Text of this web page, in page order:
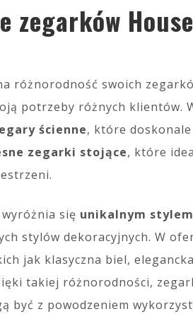
zegarków
różnorodność swoich
potrzeby różnych klientów.
ścienne, które
zegarki stojące, które
się unikalnym stylem
stylów dekoracyjnych. W
jak klasyczna biel,
takiej różnorodności,
być z powodzeniem